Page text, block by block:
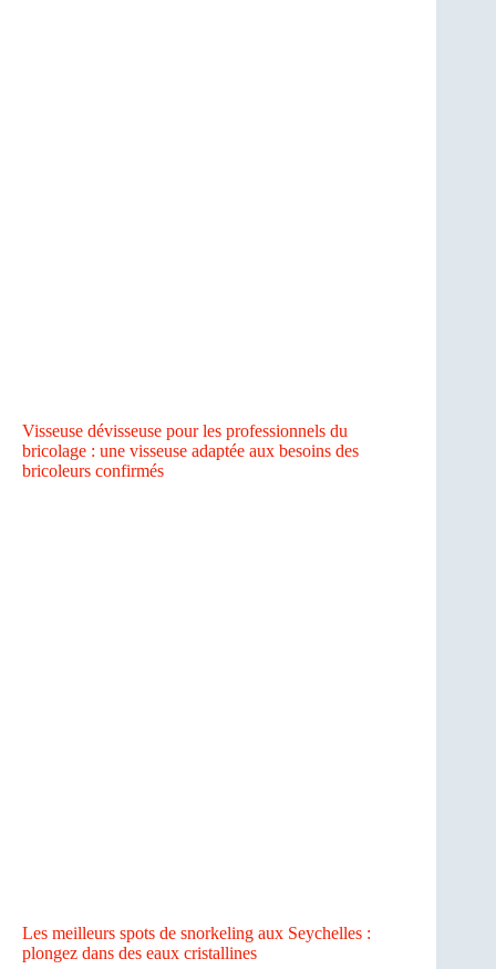
Visseuse dévisseuse pour les professionnels du
bricolage : une visseuse adaptée aux besoins des
bricoleurs confirmés
Les meilleurs spots de snorkeling aux Seychelles :
plongez dans des eaux cristallines